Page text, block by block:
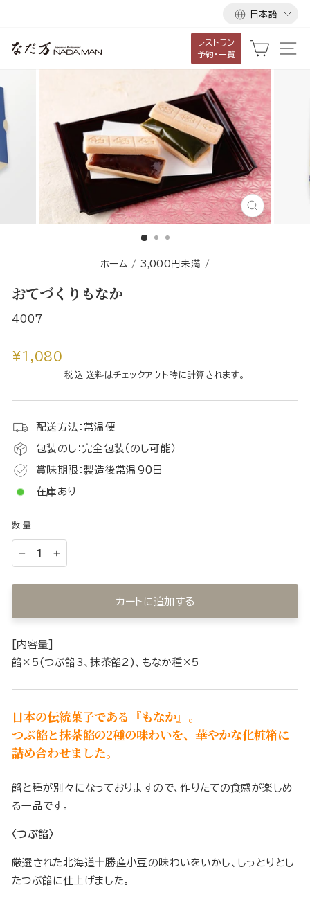
て
コ
ン
テ
ン
言
語
日本語
レストラン
予約・一覧
カート
閉
ホーム / 3,000円未満 /
おてづくりもなか
4007
通
¥1,080
税込 送料はチェックアウト時に計算されます。
配送方法：常温便
包装のし：完全包装（のし可能）
賞味期限：製造後常温90日
在庫あり
数量
カートに追加する
[内容量]
餡×5(つぶ餡3、抹茶餡2)、もなか種×5
日本の伝統菓子である『もなか』。
つぶ餡と抹茶餡の2種の味わいを、華やかな化粧箱に
詰め合わせました。
餡と種が別々になっておりますので、作りたての食感が楽しめ
る一品です。
〈つぶ餡〉
厳選された北海道十勝産小豆の味わいをいかし、しっとりとし
たつぶ餡に仕上げました。